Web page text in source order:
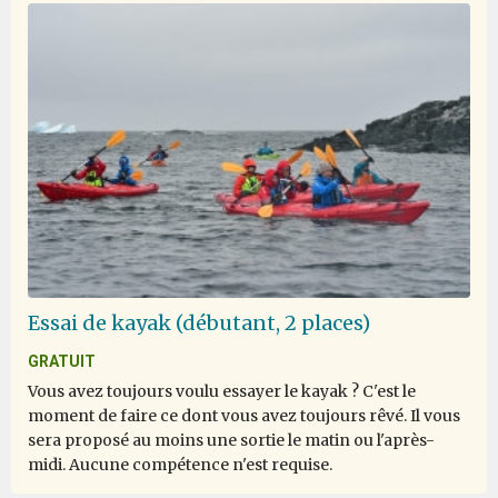
feels unreal when you are there. Very happy we also did
Life experience
par Alex AVI Zavitan Antarctique
Most of the time it was enjoyable, there were a few
instances where I was hurt or it was really unpleasant.
once in a lifetime
Essai de kayak (débutant, 2 places)
GRATUIT
Vous avez toujours voulu essayer le kayak ? C'est le
moment de faire ce dont vous avez toujours rêvé. Il vous
sera proposé au moins une sortie le matin ou l'après-
midi. Aucune compétence n'est requise.